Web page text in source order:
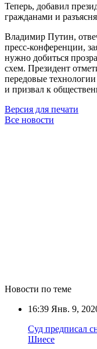
Теперь, добавил
гражданами и
Владимир Путин,
пресс-конференции,
нужно добиться
схем. Президент
передовые
и призвал к
Версия для печати
Все новости
Новости по теме
16:39 Янв. 9,
Суд предписал
Шиесе